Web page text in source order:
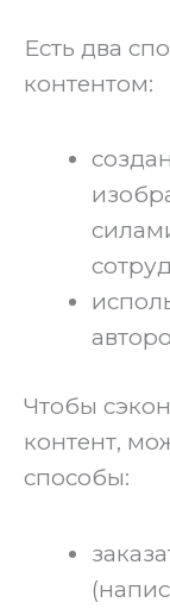
Есть два
контентом:
Чтобы
контент,
способы: